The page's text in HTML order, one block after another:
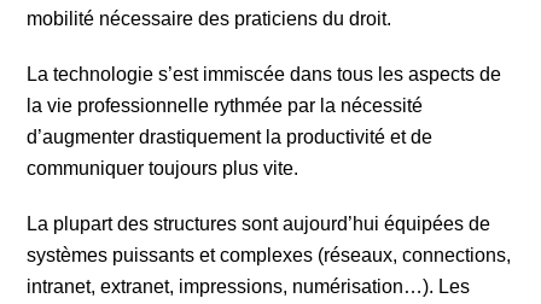
mobilité nécessaire des praticiens du droit.
La technologie s’est immiscée dans tous les aspects de
la vie professionnelle rythmée par la nécessité
d’augmenter drastiquement la productivité et de
communiquer toujours plus vite.
La plupart des structures sont aujourd’hui équipées de
systèmes puissants et complexes (réseaux, connections,
intranet, extranet, impressions, numérisation…). Les